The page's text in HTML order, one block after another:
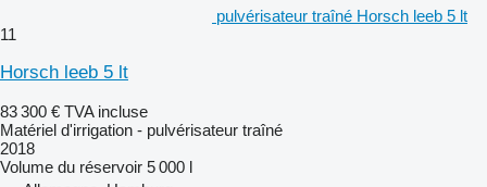
pulvérisateur traîné Horsch leeb 5 lt
11
Horsch leeb 5 lt
83 300 € TVA incluse
Matériel d'irrigation - pulvérisateur traîné
2018
Volume du réservoir 5 000 l